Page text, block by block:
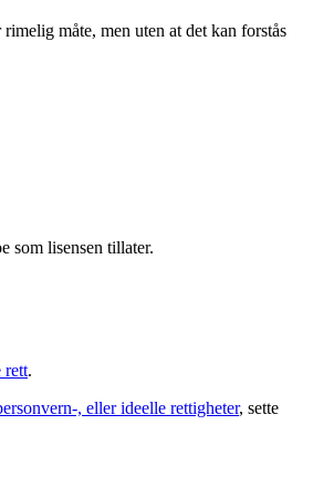
måte, men uten at det kan forstås
som lisensen tillater.
rett.
, eller ideelle rettigheter, sette